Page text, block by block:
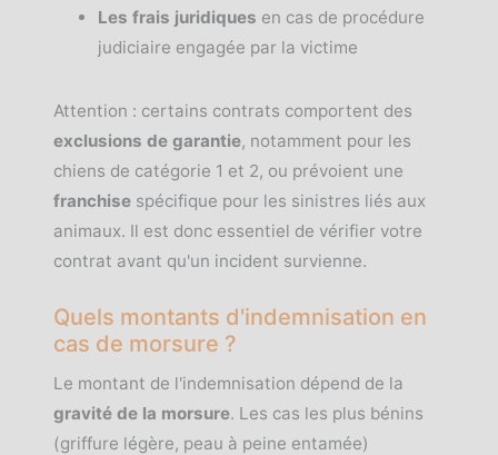
Les frais juridiques en cas de procédure
judiciaire engagée par la victime
Attention : certains contrats comportent des
exclusions de garantie, notamment pour les
chiens de catégorie 1 et 2, ou prévoient une
franchise spécifique pour les sinistres liés aux
animaux. Il est donc essentiel de vérifier votre
contrat avant qu'un incident survienne.
Quels montants d'indemnisation en
cas de morsure ?
Le montant de l'indemnisation dépend de la
gravité de la morsure. Les cas les plus bénins
(griffure légère, peau à peine entamée)